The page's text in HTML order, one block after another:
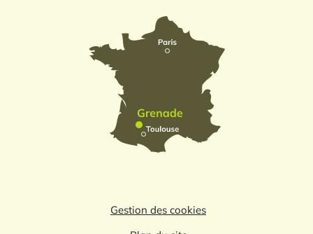
Gestion des cookies